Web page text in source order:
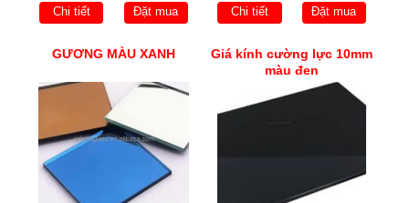
Chi tiết Đặt mua Chi tiết Đặt mua
GƯƠNG MÀU XANH
Giá kính cường lực 10mm
màu đen